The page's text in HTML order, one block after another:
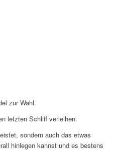
zur Wahl.
letzten Schliff verleihen.
sondern auch das etwas
hinlegen kannst und es bestens